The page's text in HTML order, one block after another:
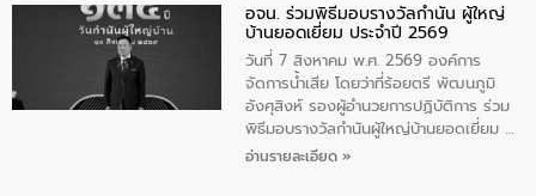
ทิพย์คำ รองผู้ว่าราชการจังหวัดมุกดาหาร
เป็นประธานในพิธี ณ เรือนจําชั่วคราวนาโสก
ตําบลนาโสก อําเภอเมืองมุกดาหาร จังหวัด
มุกดาหาร โดยในกิจกรรมได้ร่วมปลูกป่า และ
ทําความสะอาดภายในบริเวณ จัดกิจกรรม
เพื่อถวายเป็นพระราชกุศล สมเด็จพระนาง
เจ้าสิริกิติ์พระบรมราชินีนาถ พระบรมราช
อจน. ร่วมพิธีมอบรางวัลกำนัน ผู้ใหญ่
บ้านยอดเยี่ยม ประจำปี 2569
วันที่ 7 สิงหาคม พ.ศ. 2569 องค์การ
จัดการน้ำเสีย โดยว่าที่ร้อยตรี พัฒนภูมิ
อังศุสิงห์ รองผู้อำนวยการปฏิบัติการ ร่วม
พิธีมอบรางวัลกำนันผู้ใหญ่บ้านยอดเยี่ยม ณ
ทำเนียบรัฐบาล โดยมีนายอนุทิน ชาญวีรกูล
อ่านรายละเอียด »